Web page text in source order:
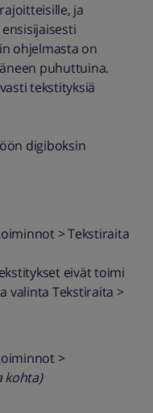
ja
ohjelmasta on
puhuttuina.
tekstityksiä
digiboksin
> Tekstiraita
eivät toimi
valinta Tekstiraita >
>
kohta)